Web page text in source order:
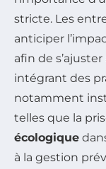
stricte. Les
anticiper
afin de
intégrant des
notamment
telles que la
écologique
à la gestion